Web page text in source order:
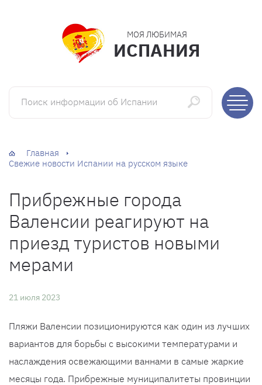
МОЯ ЛЮБИМАЯ
ИСПАНИЯ
Поиск информации об Испании
Главная
Свежие новости Испании на русском языке
Прибрежные города
Валенсии реагируют на
приезд туристов новыми
мерами
21 июля 2023
Пляжи Валенсии позиционируются как один из лучших
вариантов для борьбы с высокими температурами и
наслаждения освежающими ваннами в самые жаркие
месяцы года. Прибрежные муниципалитеты провинции